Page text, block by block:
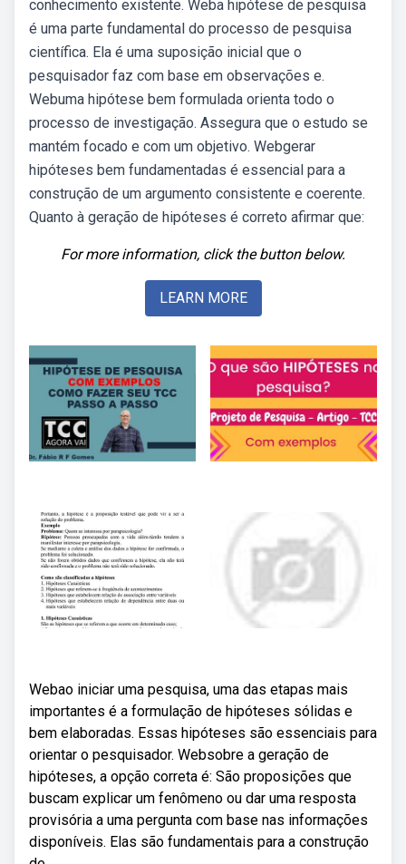
conhecimento existente. Weba hipótese de pesquisa
é uma parte fundamental do processo de pesquisa
científica. Ela é uma suposição inicial que o
pesquisador faz com base em observações e.
Webuma hipótese bem formulada orienta todo o
processo de investigação. Assegura que o estudo se
mantém focado e com um objetivo. Webgerar
hipóteses bem fundamentadas é essencial para a
construção de um argumento consistente e coerente.
Quanto à geração de hipóteses é correto afirmar que:
For more information, click the button below.
LEARN MORE
Webao iniciar uma pesquisa, uma das etapas mais
importantes é a formulação de hipóteses sólidas e
bem elaboradas. Essas hipóteses são essenciais para
orientar o pesquisador. Websobre a geração de
hipóteses, a opção correta é: São proposições que
buscam explicar um fenômeno ou dar uma resposta
provisória a uma pergunta com base nas informações
disponíveis. Elas são fundamentais para a construção